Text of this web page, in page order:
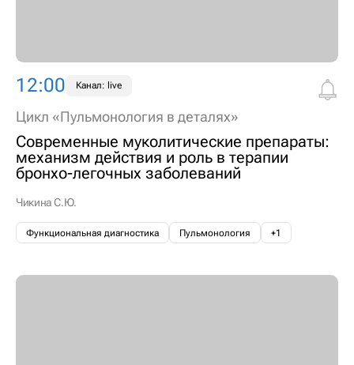
12:00 Канал: live
Цикл «Пульмонология в деталях»
Современные муколитические препараты:
механизм действия и роль в терапии
бронхо-легочных заболеваний
Чикина С.Ю.
Функциональная диагностика Пульмонология +1